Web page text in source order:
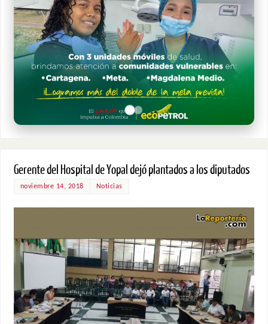
Gerente del Hospital de Yopal dejó plantados a los diputados
noviembre 14, 2018 Noticias